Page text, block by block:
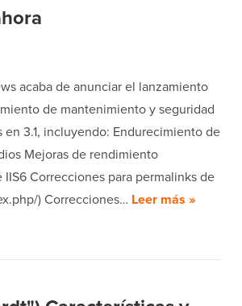
acaba de anunciar el lanzamiento
de mantenimiento y seguridad
3.1, incluyendo: Endurecimiento de
Mejoras de rendimiento
Correcciones para permalinks de
) Correcciones… Leer más »